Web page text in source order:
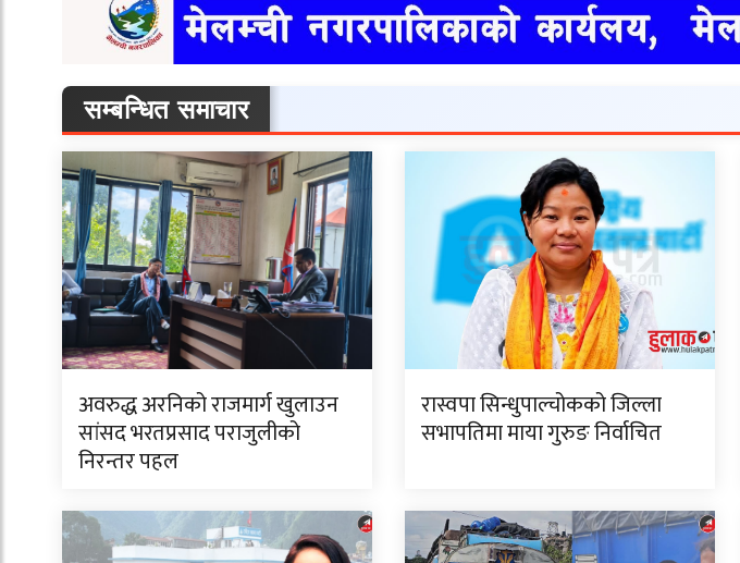
सम्बन्धित समाचार
अवरुद्ध अरनिको राजमार्ग खुलाउन
सांसद भरतप्रसाद पराजुलीको
निरन्तर पहल
रास्वपा सिन्धुपाल्चोकको जिल्ला
सभापतिमा माया गुरुङ निर्वाचित